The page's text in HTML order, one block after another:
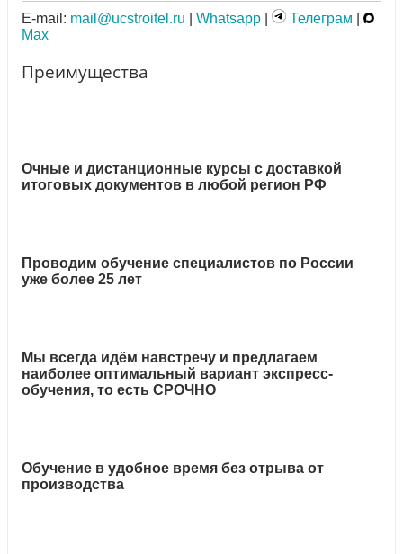
E-mail: mail@ucstroitel.ru Whatsapp Телеграм
Max
Преимущества
Очные и дистанционные курсы с доставкой
итоговых документов в любой регион РФ
Проводим обучение специалистов по России
уже более 25 лет
Мы всегда идём навстречу и предлагаем
наиболее оптимальный вариант экспресс-
обучения, то есть СРОЧНО
Обучение в удобное время без отрыва от
производства